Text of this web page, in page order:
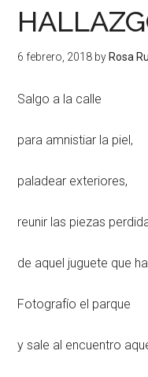
6 febrero, 2018 by Rosa
Salgo a la calle
para amnistiar la piel,
paladear exteriores,
reunir las piezas
de aquel juguete que
Fotografío el parque
y sale al encuentro